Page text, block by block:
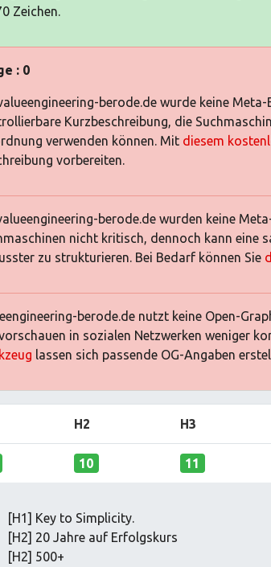
Zeichen.
: 0
berode.de wurde keine
Kurzbeschreibung, die
verwenden können. Mit diesem
vorbereiten.
berode.de wurden keine
nicht kritisch, dennoch kann eine
zu strukturieren. Bei Bedarf können Sie
berode.de nutzt keine Open-
in sozialen Netzwerken weniger
lassen sich passende OG-Angaben
H2 H3
10 11
[H1] Key to Simplicity.
[H2] 20 Jahre auf Erfolgskurs
[H2] 500+